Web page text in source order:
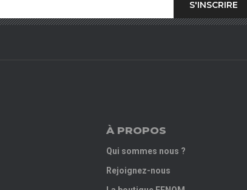
À PROPOS
Qui sommes nous ?
Rejoignez-nous